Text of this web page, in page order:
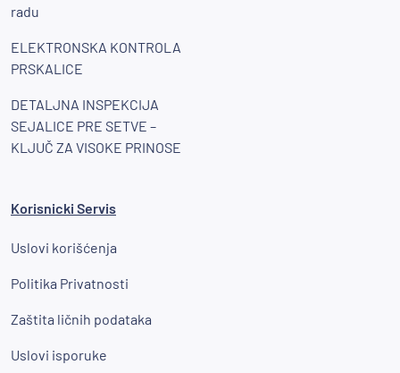
radu
ELEKTRONSKA KONTROLA
PRSKALICE
DETALJNA INSPEKCIJA
SEJALICE PRE SETVE –
KLJUČ ZA VISOKE PRINOSE
Korisnicki Servis
Uslovi korišćenja
Politika Privatnosti
Zaštita ličnih podataka
Uslovi isporuke